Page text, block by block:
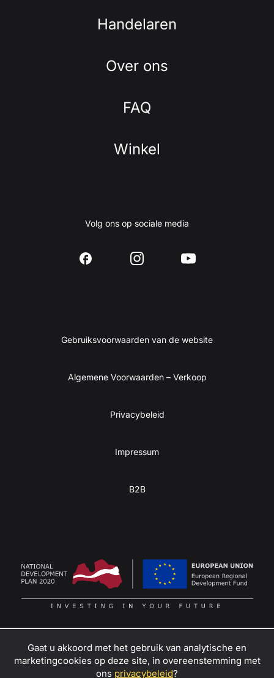
Zet je passie voor avontuur om in winst
Handelaren
Over ons
FAQ
Winkel
Volg ons op sociale media
Gebruiksvoorwaarden van de website
Algemene Voorwaarden – Verkoop
Privacybeleid
Impressum
B2B
Gaat u akkoord met het gebruik van analytische en
marketingcookies op deze site, in overeenstemming met
ons privacybeleid?